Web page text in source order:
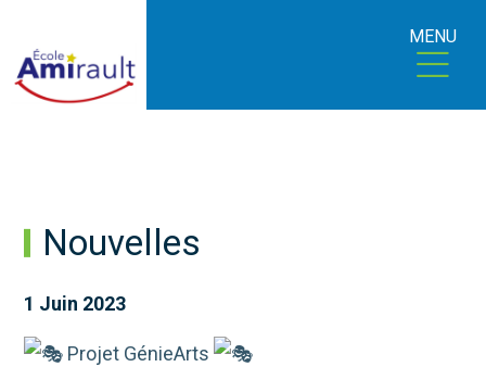
MENU
Nouvelles
1 Juin 2023
Projet GénieArts